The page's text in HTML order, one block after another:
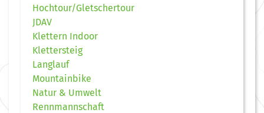
Hochtour/Gletschertour
JDAV
Klettern Indoor
Klettersteig
Langlauf
Mountainbike
Natur & Umwelt
Rennmannschaft